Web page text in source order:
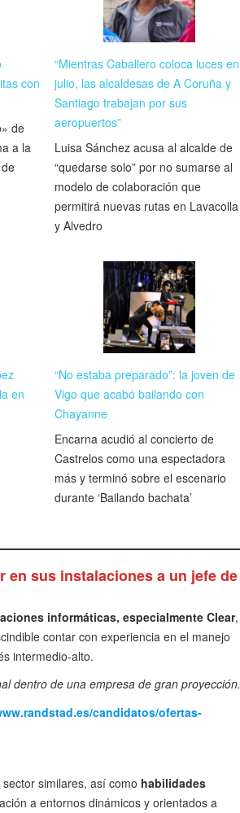
con
de
a la
“Mientras Caballero coloca luces en
julio, las alcaldesas de A Coruña y
Santiago trabajan por sus
aeropuertos”
Luisa Sánchez acusa al alcalde de
“quedarse solo” por no sumarse al
modelo de colaboración que
permitirá nuevas rutas en Lavacolla
y Alvedro
en
“No estaba preparado”: la joven de
Vigo que acabó bailando con
Chayanne
Encarna acudió al concierto de
Castrelos como una espectadora
más y terminó sobre el escenario
durante ‘Bailando bachata’
en sus instalaciones a un jefe de
informáticas, especialmente Clear,
contar con experiencia en el manejo
intermedio-alto.
dentro de una empresa de gran proyección.
candidatos/ofertas-
similares, así como habilidades
a entornos dinámicos y orientados a